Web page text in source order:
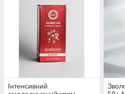
Інтенсивний